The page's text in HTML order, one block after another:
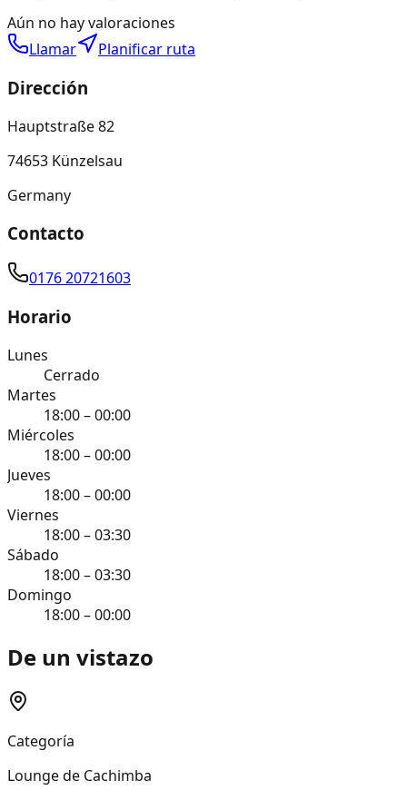
Aún no hay valoraciones
Llamar
Planificar ruta
Dirección
Hauptstraße 82
74653 Künzelsau
Germany
Contacto
0176 20721603
Horario
Lunes
Cerrado
Martes
18:00 – 00:00
Miércoles
18:00 – 00:00
Jueves
18:00 – 00:00
Viernes
18:00 – 03:30
Sábado
18:00 – 03:30
Domingo
18:00 – 00:00
De un vistazo
Categoría
Lounge de Cachimba